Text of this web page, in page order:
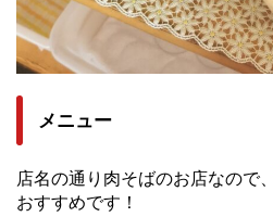
メニュー
店名の通り肉そばのお店なので
おすすめです！